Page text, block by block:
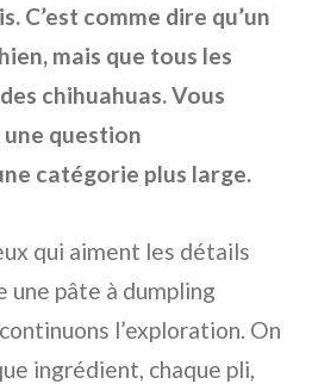
C’est comme dire qu’un
mais que tous les
chihuahuas. Vous
une question
catégorie plus large.
qui aiment les détails
une pâte à dumpling
l’exploration. On
ingrédient, chaque pli,